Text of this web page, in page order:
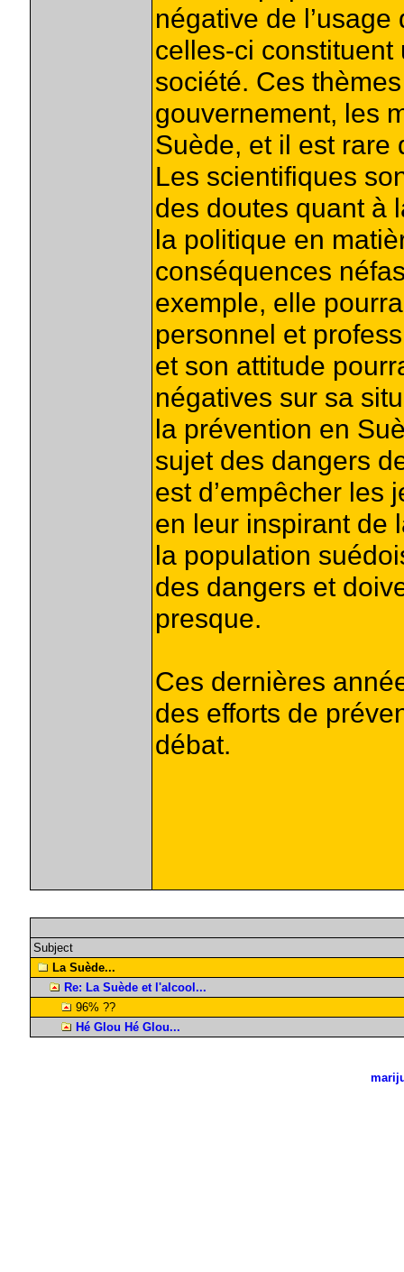
négative de
celles-ci
société. Ces
gouvernement, les
Suède, et il est rare
Les scientifiques
des doutes quant à
la politique en
conséquences
exemple, elle
personnel et
et son attitude
négatives sur sa
la prévention en
sujet des dangers
est d’empêcher les
en leur inspirant de
la population
des dangers et
presque.
Ces dernières
des efforts de
débat.
Subject
La Suède...
Re: La Suède et l'alcool...
96% ??
Hé Glou Hé Glou...